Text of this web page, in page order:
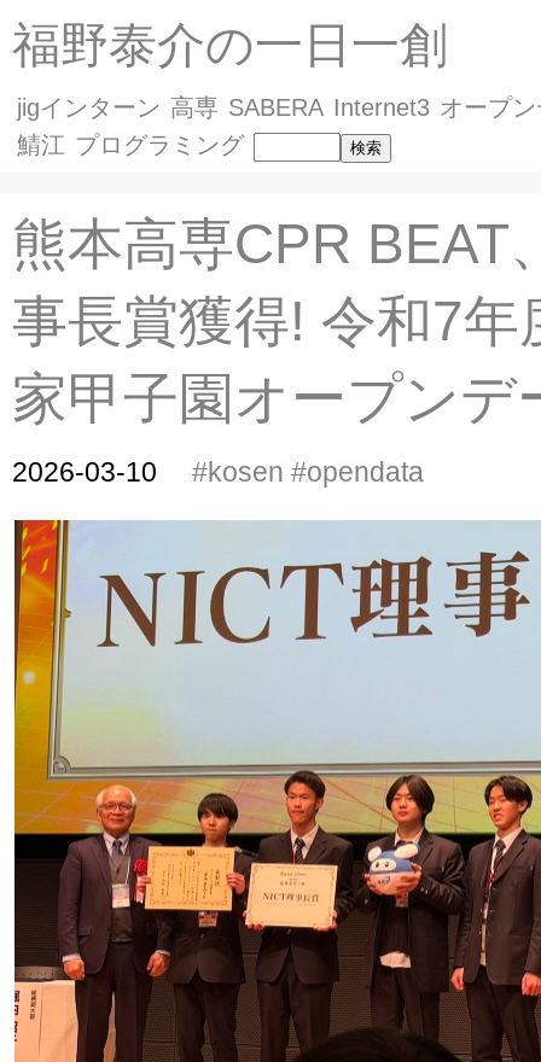
福野泰介の一日一創
jigインターン 高専 SABERA Internet3 オープ
鯖江 プログラミング
熊本高専CPR BEAT
事長賞獲得! 令和7年
家甲子園オープンデ
2026-03-10 #kosen #opendata